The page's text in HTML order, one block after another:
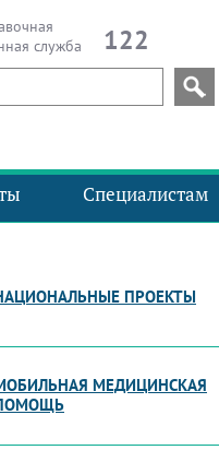
служба
122
Специалистам
ПРОЕКТЫ
МЕДИЦИНСКАЯ